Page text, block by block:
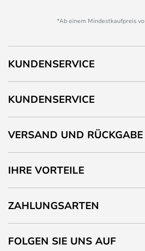
*Ab einem Mindestkaufpreis
KUNDENSERVICE
KUNDENSERVICE
VERSAND UND RÜCKGABE
IHRE VORTEILE
ZAHLUNGSARTEN
FOLGEN SIE UNS AUF